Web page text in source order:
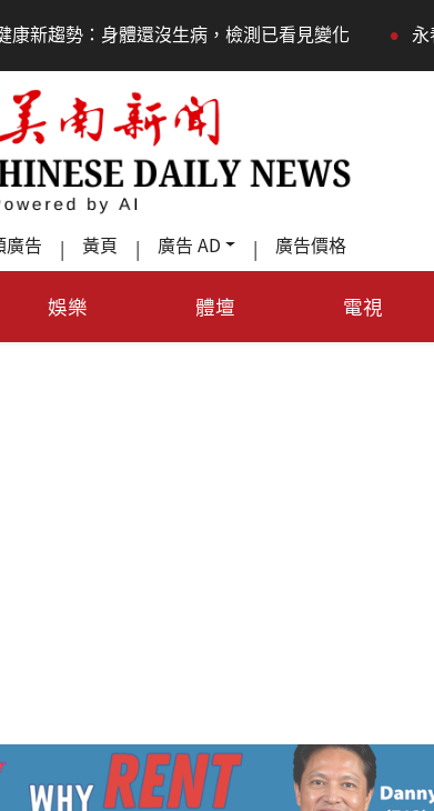
沒生病，檢測已看見變化 • 永春莊邀長輩體驗
廣告 | 黃頁 | 廣告 AD | 廣告價格
娛樂 體壇 電視